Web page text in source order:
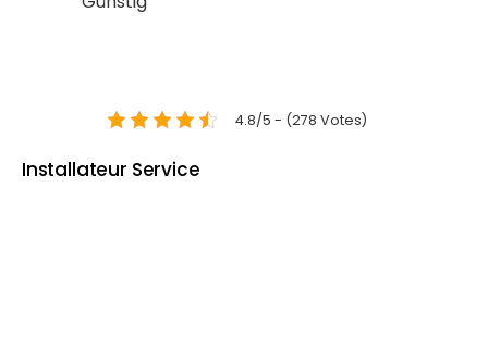
4.8/5 - (278 Votes)
Installateur Service